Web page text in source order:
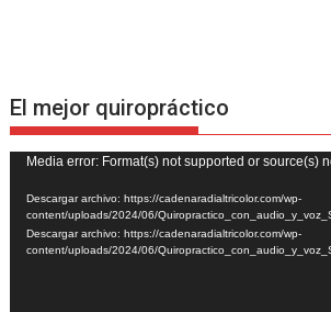
El mejor quiropráctico
Reproductor
de
vídeo
Media error: Format(s) not supported or source(s)
Descargar archivo: https://cadenaradialtricolor.com/wp-
content/uploads/2024/06/
Descargar archivo: https://cadenaradialtricolor.com/wp-
content/uploads/2024/06/